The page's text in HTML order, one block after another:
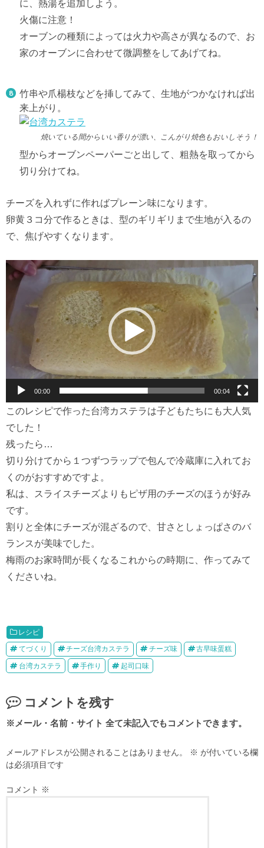
に、熱湯を追加しよう。
火傷に注意！
オーブンの種類によっては火力や高さが異なるので、お
家のオーブンに合わせて微調整をしてあげてね。
竹串や爪楊枝などを挿してみて、生地がつかなければ出
来上がり。
焼いている間からいい香りが漂い、こんがり焼色もおいしそう！
型からオーブンペーパーごと出して、粗熱を取ってから
切り分けてね。
チーズを入れずに作ればプレーン味になります。
卵黄３コ分で作るときは、型のギリギリまで生地が入るの
で、焦げやすくなります。
動
画
レ
00:00 00:04
このレシピで作った台湾カステラは子どもたちにも大人気
でした！
残ったら…
切り分けてから１つずつラップで包んで冷蔵庫に入れてお
くのがおすすめですよ。
私は、スライスチーズよりもピザ用のチーズのほうが好み
です。
割りと全体にチーズが混ざるので、甘さとしょっぱさのバ
ランスが美味でした。
梅雨のお家時間が長くなるこれからの時期に、作ってみて
くださいね。
レシピ
てづくり チーズ台湾カステラ チーズ味 古早味蛋糕
台湾カステラ 手作り 起司口味
コメントを残す
メールアドレスが公開されることはありません。 ※ が付いている欄
は必須項目です
コメント ※